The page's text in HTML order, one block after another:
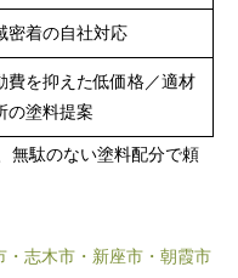
密着の自社対応
費を抑えた低価格／適材
の塗料提案
無駄のない塗料配分で頼
志木市・新座市・朝霞市